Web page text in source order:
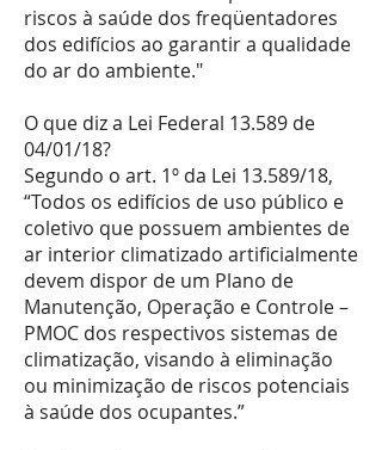
riscos à saúde dos freqüentadores
dos edifícios ao garantir a qualidade
do ar do ambiente."
O que diz a Lei Federal 13.589 de
04/01/18?
Segundo o art. 1º da Lei 13.589/18,
“Todos os edifícios de uso público e
coletivo que possuem ambientes de
ar interior climatizado artificialmente
devem dispor de um Plano de
Manutenção, Operação e Controle –
PMOC dos respectivos sistemas de
climatização, visando à eliminação
ou minimização de riscos potenciais
à saúde dos ocupantes.”